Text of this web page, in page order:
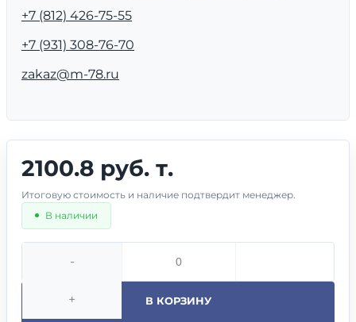
+7 (812) 426-75-55
+7 (931) 308-76-70
zakaz@m-78.ru
2100.8 руб. т.
Итоговую стоимость и наличие подтвердит менеджер.
В наличии
-
+ В КОРЗИНУ